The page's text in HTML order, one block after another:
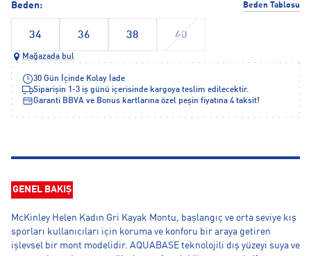
Beden: Beden Tablosu
34 36 38 40
Mağazada bul
30 Gün İçinde Kolay İade
Siparişin 1-3 iş günü içerisinde kargoya teslim edilecektir.
Garanti BBVA ve Bonus kartlarına özel peşin fiyatına 4 taksit!
GENEL BAKIŞ
McKinley Helen Kadın Gri Kayak Montu, başlangıç ve orta seviye kış
sporları kullanıcıları için koruma ve konforu bir araya getiren
işlevsel bir mont modelidir. AQUABASE teknolojili dış yüzeyi suya ve